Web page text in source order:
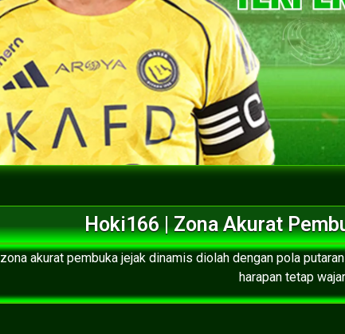
Hoki166 | Zona Akurat
zona akurat pembuka jejak dinamis diolah dengan pola
harapan tetap